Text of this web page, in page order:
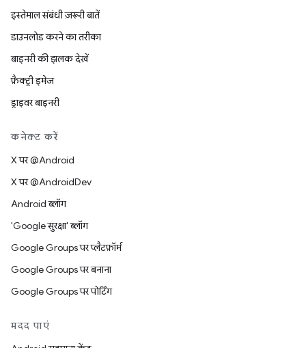
इस्तेमाल संबंधी ज़रूरी बातें
डाउनलोड करने का तरीका
बाइनरी की झलक देखें
फ़ैक्ट्री इमेज
ड्राइवर बाइनरी
कनेक्ट करें
X पर @Android
X पर @AndroidDev
Android ब्लॉग
'Google सुरक्षा' ब्लॉग
Google Groups पर प्लैटफ़ॉर्म
Google Groups पर बनाना
Google Groups पर पोर्टिंग
मदद पाएं